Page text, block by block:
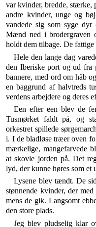
var kvinder, bredde, stærke,
andre kvinder, unge og
vandede sig som syge
Mænd ned i brodergraven
holdt dem tilbage. De
Hele den lange dag
den Iberiske port og ud fra
bannere, med ord om håb
en baggrund af halvtreds
ver­dens arbejdere og deres
Een efter een blev de
Tusmørket faldt på, og
orkestret spillede
i. I de bladløse træer oven
mærkelige, mangefarvede
at skovle jorden på. Det
lyd, der kunne høres som et
Lysene blev tændt. De
stønnende kvinder, der
mens de gik. Langsomt
den store plads.
Jeg blev pludselig klar